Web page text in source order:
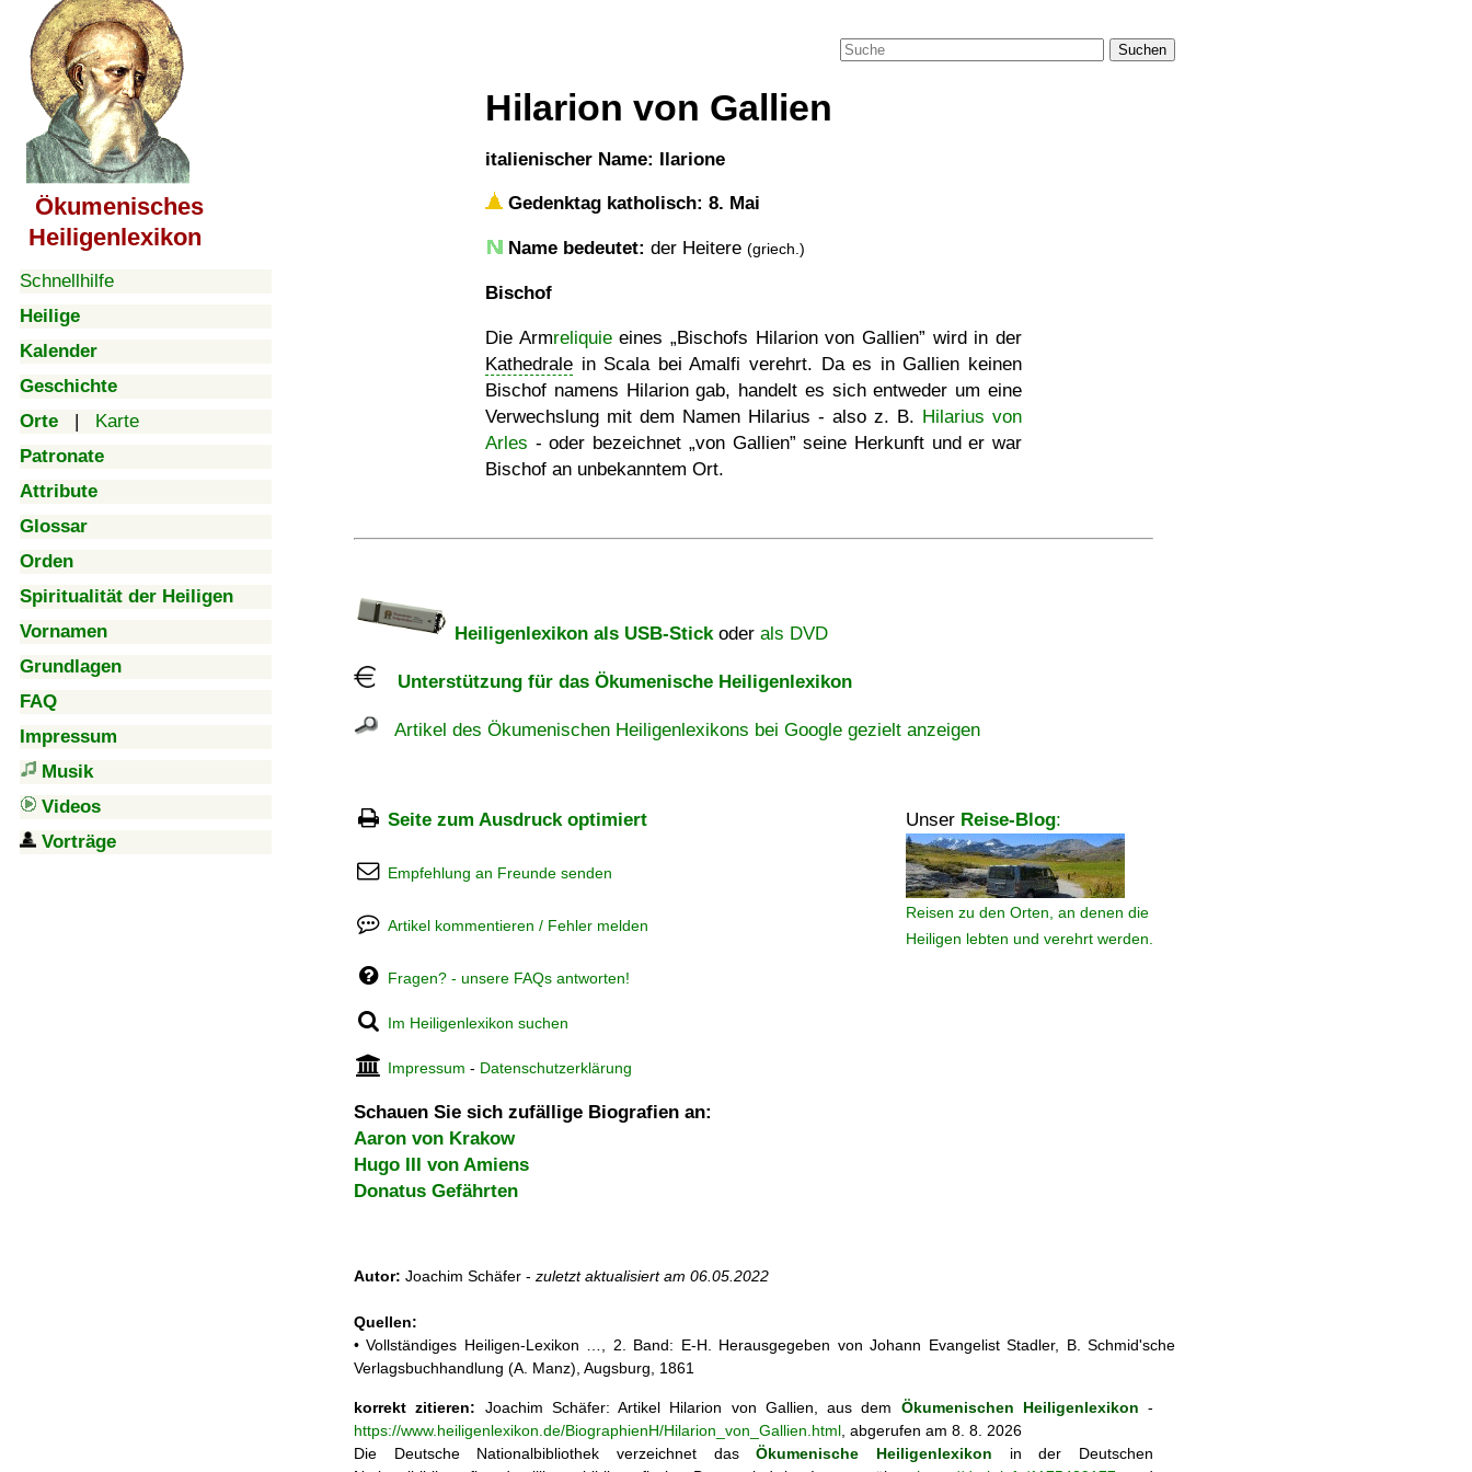
Ökumenisches
Heiligenlexikon
Schnellhilfe
Heilige
Kalender
Geschichte
Orte | Karte
Patronate
Attribute
Glossar
Orden
Spiritualität der Heiligen
Vornamen
Grundlagen
FAQ
Impressum
Musik
Videos
Vorträge
Suchen
Hilarion von Gallien
italienischer Name: Ilarione
Gedenktag katholisch: 8. Mai
Name bedeutet: der Heitere (griech.)
Bischof
Die Armreliquieeines Bischofs Hilarion von Gallien
wird in der
Kathedrale in Scala bei Amalfi verehrt. Da es in Gallien keinen
Bischof namens Hilarion gab, handelt es sich entweder um eine
Verwechslung mit dem Namen Hilarius - also z. B. Hilarius von
Arles - oder bezeichnet von Gallien
seine Herkunft und er war
Bischof an unbekanntem Ort.
Heiligenlexikon als USB-Stickoder als DVD
Unterstützung für das Ökumenische Heiligenlexikon
Artikel des Ökumenischen Heiligenlexikons bei Google gezielt anzeigen
Seite zum Ausdruck optimiert Unser Reise-Blog:
Reisen zu den Orten, an denen die
Heiligen lebten und verehrt werden.
Empfehlung an Freunde senden
Artikel kommentieren / Fehler melden
Fragen? - unsere FAQs antworten!
Im Heiligenlexikon suchen
Impressum - Datenschutzerklärung
Schauen Sie sich zufällige Biografien an:
Aaron von Krakow
Hugo III von Amiens
Donatus Gefährten
Autor: Joachim Schäfer - zuletzt aktualisiert am 06.05.2022
Quellen:
• Vollständiges Heiligen-Lexikon …, 2. Band: E-H. Herausgegeben von Johann Evangelist Stadler, B. Schmid'sche
Verlagsbuchhandlung (A. Manz), Augsburg, 1861
korrekt zitieren: Joachim Schäfer: Artikel Hilarion von Gallien, aus dem Ökumenischen Heiligenlexikon -
https://www.heiligenlexikon.de/BiographienH/Hilarion_von_Gallien.html , abgerufen am 8. 8. 2026
Die Deutsche Nationalbibliothek verzeichnet dasÖkumenische Heiligenlexikon in der Deutschen